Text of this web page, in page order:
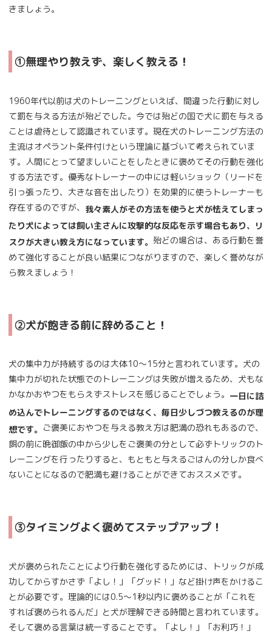
きましょう。
①無理やり教えず、楽しく教える！
1960年代以前は犬のトレーニングといえば、間違った行動に対し
て罰を与える方法が殆どでした。今では殆どの国で犬に罰を与える
ことは虐待として認識されています。現在犬のトレーニング方法の
主流はオペラント条件付けという理論に基づいて考えられていま
す。人間にとって望ましいことをしたときに褒めてその行動を強化
する方法です。優秀なトレーナーの中には軽いショック（リードを
引っ張ったり、大きな音を出したり）を効果的に使うトレーナーも
存在するのですが、 我々素人がその方法を使うと犬が怯えてしまっ
たり犬によっては飼い主さんに攻撃的な反応を示す場合もあり、リ
スクが大きい教え方になっています。 殆どの場合は、ある行動を誉
めて強化することが良い結果につながりますので、楽しく誉めなが
ら教えましょう！
②犬が飽きる前に辞めること！
犬の集中力が持続するのは大体10～15分と言われています。犬の
集中力が切れた状態でのトレーニングは失敗が増えるため、犬もな
かなかおやつをもらえずストレスを感じることでしょう。 一日に詰
め込んでトレーニングするのではなく、毎日少しづつ教えるのが理
想です。 ご褒美におやつを与える教え方は肥満の恐れもあるので、
餌の前に晩御飯の中から少しをご褒美の分として必ずトリックのト
レーニングを行ったりすると、もともと与えるごはんの分しか食べ
ないことになるので肥満も避けることができておススメです。
③タイミングよく褒めてステップアップ！
犬が褒められたことにより行動を強化するためには、トリックが成
功してからすかさず「よし！」「グッド！」など掛け声をかけるこ
とが必要です。理論的には0.5～1秒以内に褒めることが「これを
すれば褒められるんだ」と犬が理解できる時間と言われています。
そして褒める言葉は統一することです。「よし！」「お利巧！」